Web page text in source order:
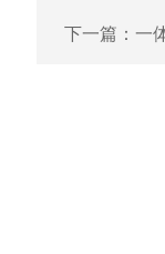
下一篇： 一